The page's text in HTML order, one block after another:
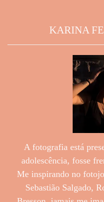
KARINA
A fotografia está
adolescência, fosse
Me inspirando no
Sebastião Salgado,